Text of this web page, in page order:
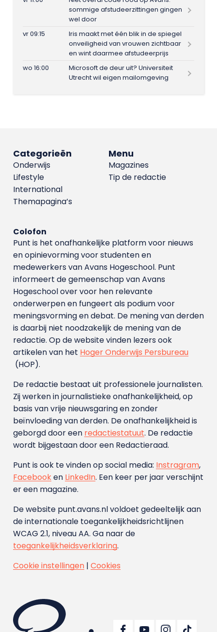
sommige afstudeerzittingen gingen
wel door
vr 09:15
Iris maakt met één blik in de spiegel
onveiligheid van vrouwen zichtbaar
en wint daarmee afstudeerprijs
wo 16:00
Microsoft de deur uit? Universiteit
Utrecht wil eigen mailomgeving
Menu
Magazines
Tip de redactie
Categorieën
Onderwijs
Lifestyle
International
Themapagina’s
Colofon
Punt is het onafhankelijke platform voor nieuws
en opinievorming voor studenten en
medewerkers van Avans Hoge­school. Punt
informeert de gemeenschap van Avans
Hogeschool over voor hen relevante
onderwerpen en fungeert als podium voor
meningsvorming en debat. De mening van derden
is daarbij niet noodzakelijk de mening van de
redactie. Op de website vinden lezers ook
artikelen van het Hoger Onderwijs Persbureau
(HOP).
De redactie bestaat uit professionele journalisten.
Zij werken in journalistieke onafhankelijkheid, op
basis van vrije nieuwsgaring en zonder
beïnvloeding van derden. De onafhankelijkheid is
geborgd door een redactiestatuut. De redactie
wordt bijgestaan door een Redactieraad.
Punt is ook te vinden op social media: Instragram,
Facebooken LinkedIn. Een keer per jaar verschijnt
er een magazine.
De website punt.avans.nl voldoet gedeeltelijk aan
de internationale toegankelijkheidsrichtlijnen
WCAG 2.1, niveau AA. Ga naar de
toegankelijkheidsverklaring.
Cookie instellingen| Cookies